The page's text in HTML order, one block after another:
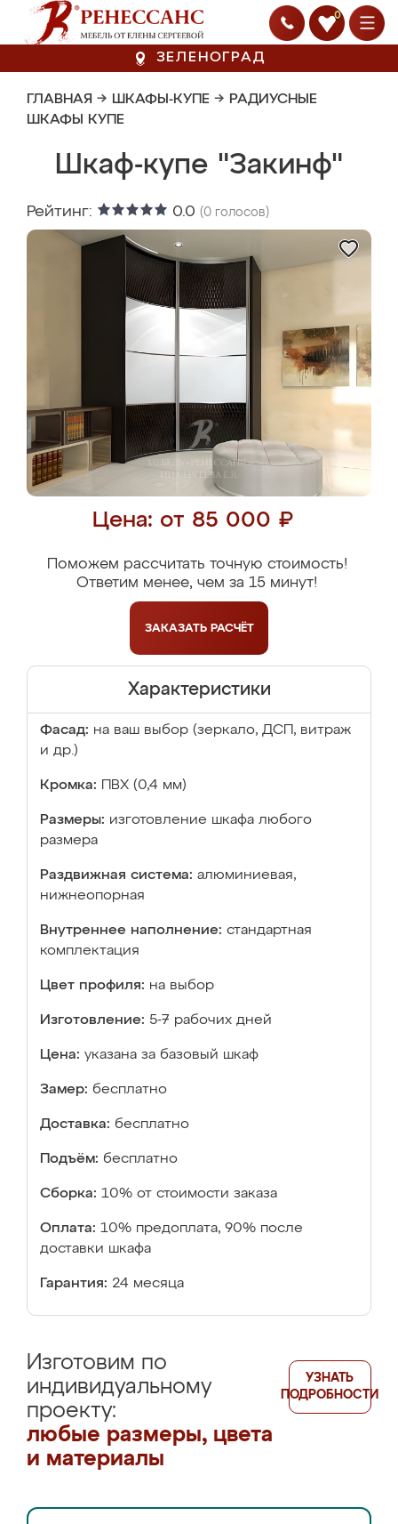
0
ЗЕЛЕНОГРАД
ГЛАВНАЯ → ШКАФЫ-КУПЕ → РАДИУСНЫЕ
ШКАФЫ КУПЕ
Шкаф-купе "Закинф"
Рейтинг: 0.0 (0 голосов)
Цена: от 85 000 ₽
Поможем рассчитать точную стоимость!
Ответим менее, чем за 15 минут!
ЗАКАЗАТЬ РАСЧЁТ
Характеристики
Фасад: на ваш выбор (зеркало, ДСП, витраж
и др.)
Кромка: ПВХ (0,4 мм)
Размеры: изготовление шкафа любого
размера
Раздвижная система: алюминиевая,
нижнеопорная
Внутреннее наполнение: стандартная
комплектация
Цвет профиля: на выбор
Изготовление: 5-7 рабочих дней
Цена: указана за базовый шкаф
Замер: бесплатно
Доставка: бесплатно
Подъём: бесплатно
Сборка: 10% от стоимости заказа
Оплата: 10% предоплата, 90% после
доставки шкафа
Гарантия: 24 месяца
Изготовим по
индивидуальному
проекту:
любые размеры, цвета
и материалы
УЗНАТЬ
ПОДРОБНОСТИ